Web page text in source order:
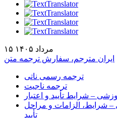
۱۵ مرداد ۱۴۰۵
ایران مترجم، سفارش ترجمه متن
ترجمه رسمی ناتی
ترجمه ناجیت
– شرایط تأیید و اعتبار
شرایط، الزامات و مراحل
تأیید